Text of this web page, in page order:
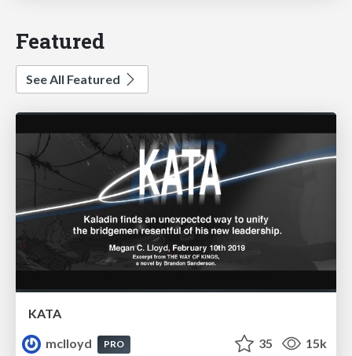
Featured
See All Featured
KATA
mclloyd
PRO 35 15k